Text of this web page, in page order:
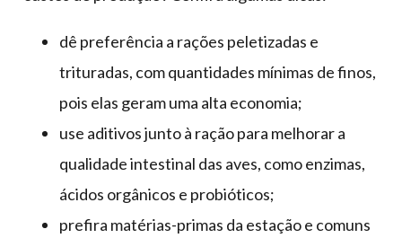
dê preferência a rações peletizadas e
trituradas, com quantidades mínimas de finos,
pois elas geram uma alta economia;
use aditivos junto à ração para melhorar a
qualidade intestinal das aves, como enzimas,
ácidos orgânicos e probióticos;
prefira matérias-primas da estação e comuns